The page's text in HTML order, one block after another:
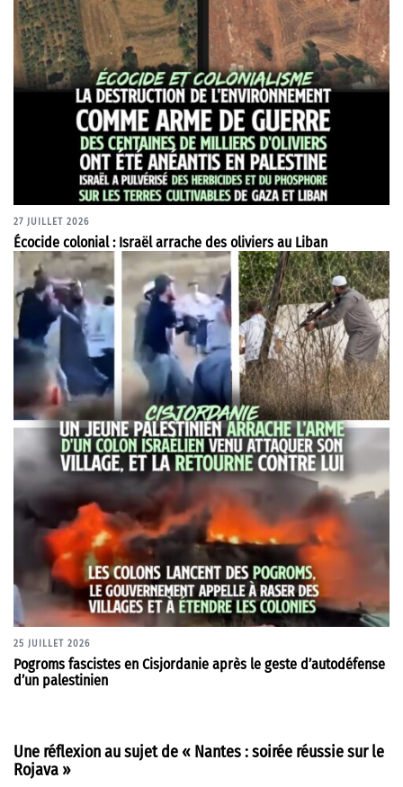
27 JUILLET 2026
Écocide colonial : Israël arrache des oliviers au Liban
25 JUILLET 2026
Pogroms fascistes en Cisjordanie après le geste d’autodéfense
d’un palestinien
Une réflexion au sujet de « Nantes : soirée réussie sur le
Rojava »